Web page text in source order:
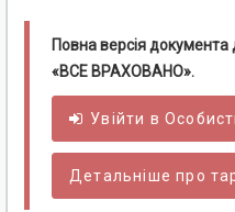
Повна версія документа
«ВСЕ ВРАХОВАНО».
Увійти в
Детальніше про